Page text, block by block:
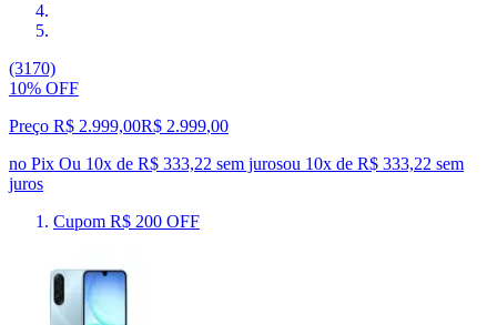
(3170)
10% OFF
Preço R$ 2.999,00R$ 2.999,00
no Pix Ou 10x de R$ 333,22 sem jurosou 10x de R$ 333,22 sem
juros
Cupom R$ 200 OFF